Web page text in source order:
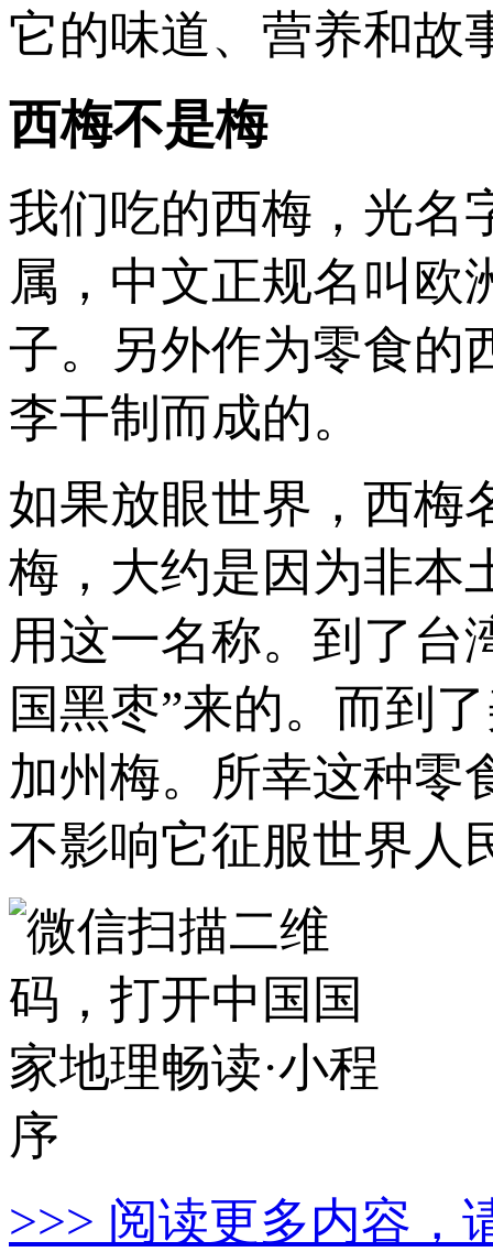
它的味道、营养和故
西梅不是梅
我们吃的西梅，光名
属，中文正规名叫欧
子。另外作为零食的
李干制而成的。
如果放眼世界，西梅
梅，大约是因为非本
用这一名称。到了台
国黑枣”来的。而到
加州梅。所幸这种零
不影响它征服世界人
>>> 阅读更多内容，